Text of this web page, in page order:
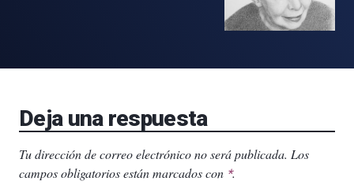
Deja una respuesta
Tu dirección de correo electrónico no será publicada. Los
campos obligatorios están marcados con *.